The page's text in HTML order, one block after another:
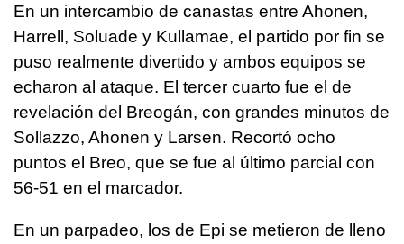
En un intercambio de canastas entre Ahonen,
Harrell, Soluade y Kullamae, el partido por fin se
puso realmente divertido y ambos equipos se
echaron al ataque. El tercer cuarto fue el de
revelación del Breogán, con grandes minutos de
Sollazzo, Ahonen y Larsen. Recortó ocho
puntos el Breo, que se fue al último parcial con
56-51 en el marcador.
En un parpadeo, los de Epi se metieron de lleno